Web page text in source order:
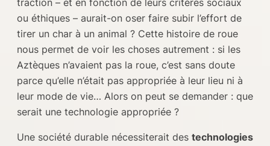
ou éthiques – aurait-on oser faire subir l’effort de
tirer un char à un animal ? Cette histoire de roue
nous permet de voir les choses autrement : si les
Aztèques n’avaient pas la roue, c’est sans doute
parce qu’elle n’était pas appropriée à leur lieu ni à
leur mode de vie… Alors on peut se demander : que
serait une technologie appropriée ?
Une société durable nécessiterait des technologies